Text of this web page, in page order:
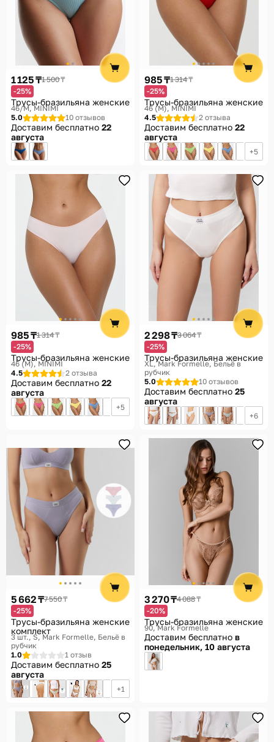
1 125 ₸1 500 ₸
-25%
Трусы-бразильяна женские
46/M MINIMI
5.0
10 отзывов
Доставим бесплатно 22
августа
985 ₸1 314 ₸
-25%
Трусы-бразильяна женские
46 (M) MINIMI
4.5
2 отзыва
Доставим бесплатно 22
августа
5
985 ₸1 314 ₸
-25%
Трусы-бразильяна женские
46 (M) MINIMI
4.5
2 отзыва
Доставим бесплатно 22
августа
5
2 298 ₸3 064 ₸
-25%
Трусы-бразильяна женские
XL Mark Formelle, Бельё в
рубчик
5.0
10 отзывов
Доставим бесплатно 25
августа
6
5 662 ₸7 550 ₸
-25%
Трусы-бразильяна женские
комплект
3 шт., S Mark Formelle, Бельё в
рубчик
1.0
1 отзыв
Доставим бесплатно 25
августа
1
3 270 ₸4 088 ₸
-20%
Трусы-бразильяна женские
90 Mark Formelle
Доставим бесплатно в
понедельник, 10 августа